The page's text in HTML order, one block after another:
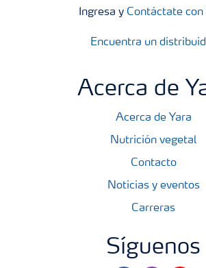
Ingresa y Contáctate con
Encuentra un
Acerca de
Acerca de Yara
Nutrición vegetal
Contacto
Noticias y eventos
Carreras
Síguenos